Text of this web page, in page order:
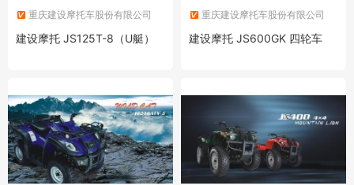
重庆建设摩托车股份有限公司
建设摩托 JS125T-8（U艇）
重庆建设摩托车股份有限公司
建设摩托 JS600GK 四轮车